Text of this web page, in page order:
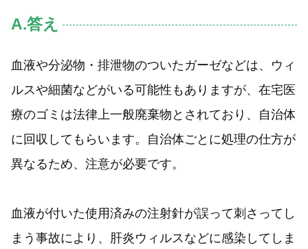
A.答え
血液や分泌物・排泄物のついたガーゼなどは、ウィ
ルスや細菌などがいる可能性もありますが、在宅医
療のゴミは法律上一般廃棄物とされており、自治体
に回収してもらいます。自治体ごとに処理の仕方が
異なるため、注意が必要です。
血液が付いた使用済みの注射針が誤って刺さってし
まう事故により、肝炎ウィルスなどに感染してしま